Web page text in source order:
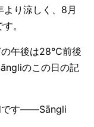
り涼しく、8月
。
午後は28°C前後
のこの日の記
です——Sāngli